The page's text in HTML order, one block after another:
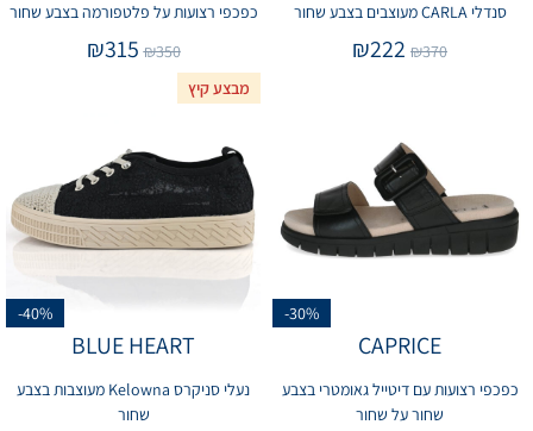
סנדלי CARLA מעוצבים בצבע שחור
₪370
₪222
כפכפי רצועות על פלטפורמה בצבע שחור
₪350
₪315
-30%
CAPRICE
כפכפי רצועות עם דיטייל גאומטרי בצבע
שחור על שחור
מבצע קיץ
-40%
BLUE HEART
נעלי סניקרס Kelowna מעוצבות בצבע
שחור